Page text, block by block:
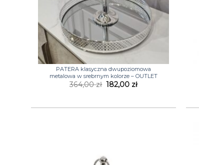
+
PATERA klasyczna dwupoziomowa
metalowa w srebrnym kolorze – OUTLET
364,00zł Pierwotna
cena
182,00 złAktualna